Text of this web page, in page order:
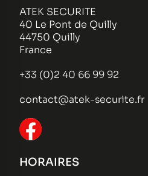
ATEK SECURITE
40 Le Pont de Quilly
44750 Quilly
France
+33 (0)2 40 66 99 92
contact@atek-securite.fr
HORAIRES